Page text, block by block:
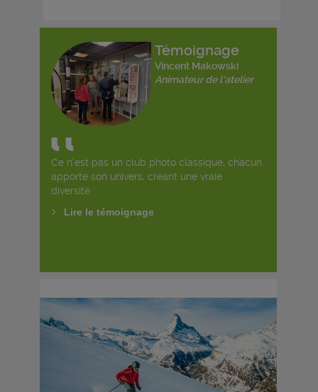
Témoignage
Vincent Makowski
Animateur de l'atelier
Ce n’est pas un club photo classique, chacun
apporte son univers, créant une vraie
diversité.
Lire le témoignage